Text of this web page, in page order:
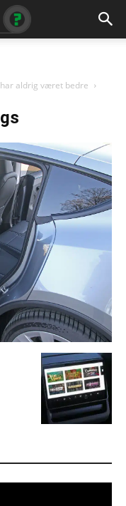
aldrig været bedre